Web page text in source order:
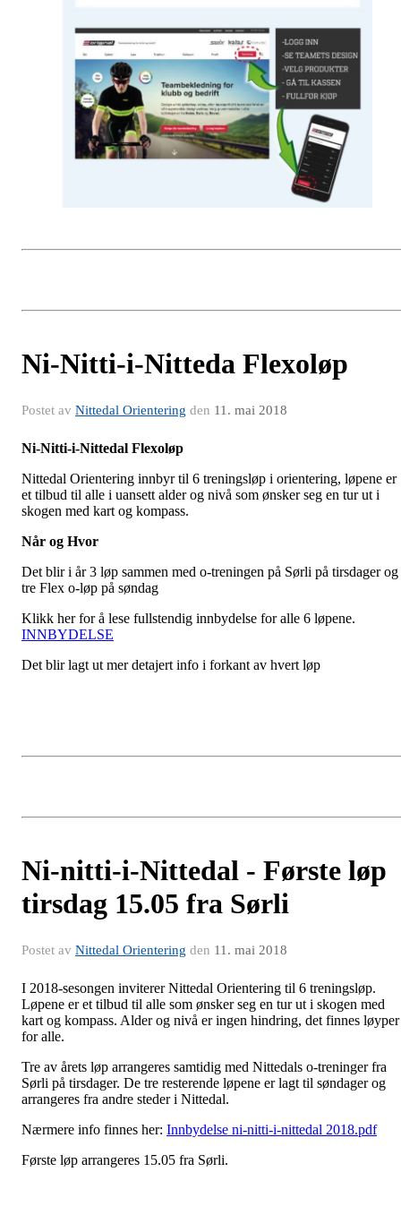
Ni-Nitti-i-Nitteda Flexoløp
Postet av Nittedal Orientering den 11. mai 2018
Ni-Nitti-i-Nittedal Flexoløp
Nittedal Orientering innbyr til 6 treningsløp i orientering, løpene er
et tilbud til alle i uansett alder og nivå som ønsker seg en tur ut i
skogen med kart og kompass.
Når og Hvor
Det blir i år 3 løp sammen med o-treningen på Sørli på tirsdager og
tre Flex o-løp på søndag
Klikk her for å lese fullstendig innbydelse for alle 6 løpene.
INNBYDELSE
Det blir lagt ut mer detajert info i forkant av hvert løp
Ni-nitti-i-Nittedal - Første løp
tirsdag 15.05 fra Sørli
Postet av Nittedal Orientering den 11. mai 2018
I 2018-sesongen inviterer Nittedal Orientering til 6 treningsløp.
Løpene er et tilbud til alle som ønsker seg en tur ut i skogen med
kart og kompass. Alder og nivå er ingen hindring, det finnes løyper
for alle.
Tre av årets løp arrangeres samtidig med Nittedals o-treninger fra
Sørli på tirsdager. De tre resterende løpene er lagt til søndager og
arrangeres fra andre steder i Nittedal.
Nærmere info finnes her: Innbydelse ni-nitti-i-nittedal 2018.pdf
Første løp arrangeres 15.05 fra Sørli.